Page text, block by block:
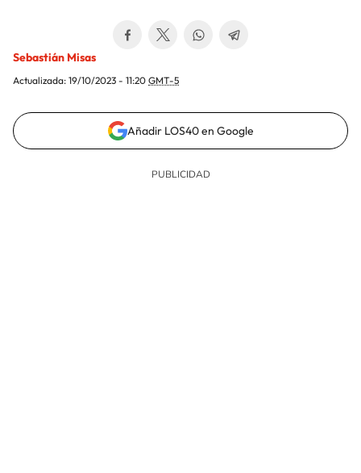
Sebastián Misas
Actualizada: 19/10/2023 - 11:20 GMT-5
Añadir LOS40 en Google